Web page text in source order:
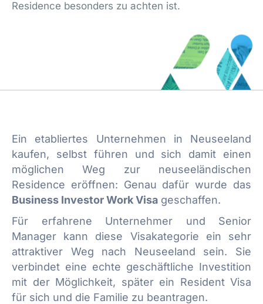
Residence besonders zu achten ist.
Ein etabliertes Unternehmen in Neuseeland
kaufen, selbst führen und sich damit einen
möglichen Weg zur neuseeländischen
Residence eröffnen: Genau dafür wurde das
Business Investor Work Visa geschaffen.
Für erfahrene Unternehmer und Senior
Manager kann diese Visakategorie ein sehr
attraktiver Weg nach Neuseeland sein. Sie
verbindet eine echte geschäftliche Investition
mit der Möglichkeit, später ein Resident Visa
für sich und die Familie zu beantragen.